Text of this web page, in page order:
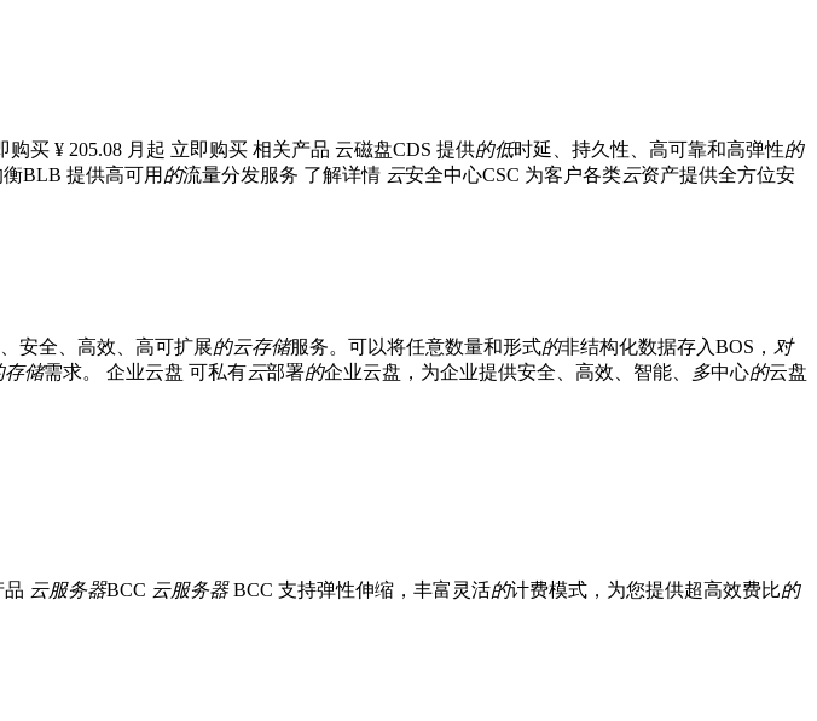
买 ¥ 205.08 月起 立即购买 相关产品 云磁盘CDS 提供的低时延、持久性、高可靠和高弹性的
BLB 提供高可用 的流量分发服务 了解详情 云安全中心CSC 为客户各类云资产提供全方位安
安全、高效、高可扩展的云存储服务。可以将任意数量和形式的非结构化数据存入BOS， 对
存储需求。 企业云盘 可私有云部署的企业云盘，为企业提供安全、高效、智能、 多中心的云盘
品 云服务器BCC 云服务器BCC 支持弹性伸缩，丰富灵活的计费模式，为您提供超高效费比的